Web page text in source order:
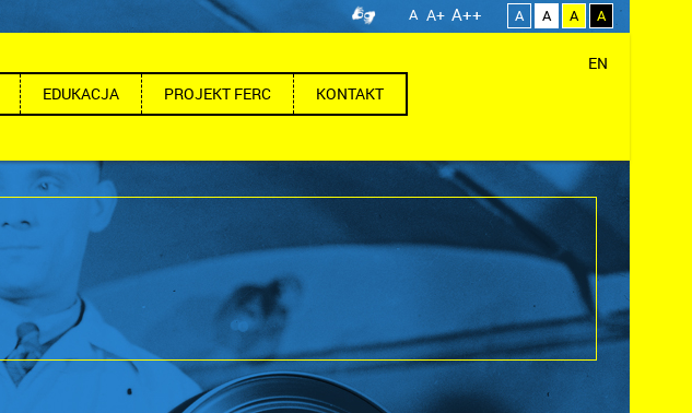
A A+ A++ A A A A
EDUKACJA PROJEKT FERC KONTAKT
EN